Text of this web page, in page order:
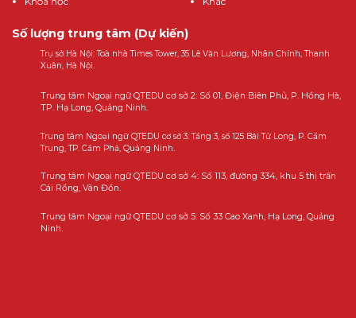
Số lượng trung tâm (Dự kiến)
Trụ sở Hà Nội: Toà nhà Times Tower, 35 Lê Văn Lương, Nhân Chính, Thanh
Xuân, Hà Nội.
Trung tâm Ngoại ngữ QTEDU cơ sở 2: Số 01, Điện Biên Phủ, P. Hồng Hà,
TP. Hạ Long, Quảng Ninh.
Trung tâm Ngoại ngữ QTEDU cơ sở 3: Tầng 3, số 125 Bái Tử Long, P. Cẩm
Trung, TP. Cẩm Phả, Quảng Ninh.
Trung tâm Ngoại ngữ QTEDU cơ sở 4: Số 113, đường 334, khu 5 thị trấn
Cái Rồng, Vân Đồn.
Trung tâm Ngoại ngữ QTEDU cơ sở 5: Số 33 Cao Xanh, Hạ Long, Quảng
Ninh.